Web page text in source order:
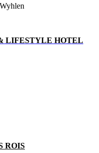
LIFESTYLE HOTEL
ROIS